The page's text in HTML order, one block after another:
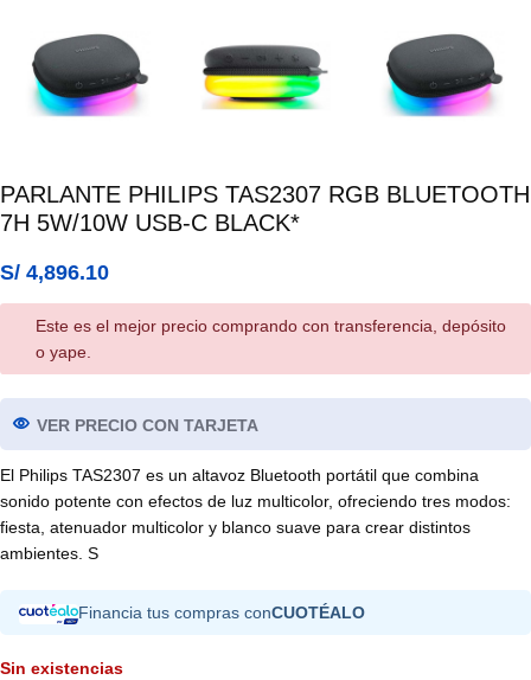
PARLANTE PHILIPS TAS2307 RGB BLUETOOTH
7H 5W/10W USB-C BLACK*
S/ 4,896.10
Este es el mejor precio comprando con transferencia, depósito
o yape.
VER PRECIO CON TARJETA
El Philips TAS2307 es un altavoz Bluetooth portátil que combina
sonido potente con efectos de luz multicolor, ofreciendo tres modos:
fiesta, atenuador multicolor y blanco suave para crear distintos
ambientes. S
Financia tus compras conCUOTÉALO
Sin existencias